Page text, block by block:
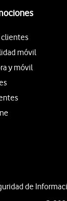
clientes
móvil
y móvil
de